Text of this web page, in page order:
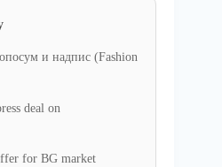
и надпис (Fashion
deal on
for BG market